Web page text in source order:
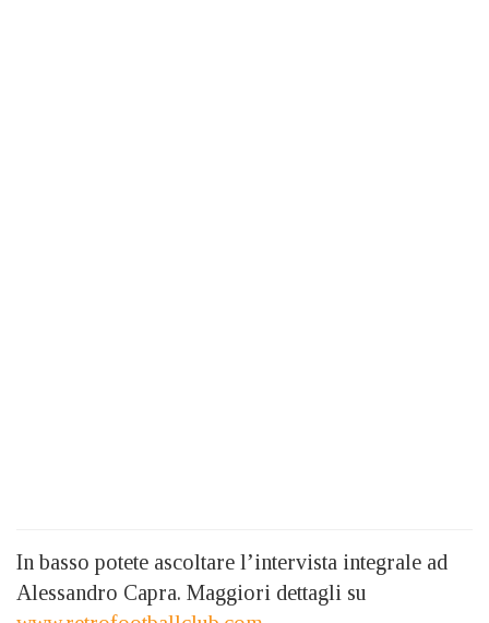
In basso potete ascoltare l’intervista integrale ad
Alessandro Capra. Maggiori dettagli su